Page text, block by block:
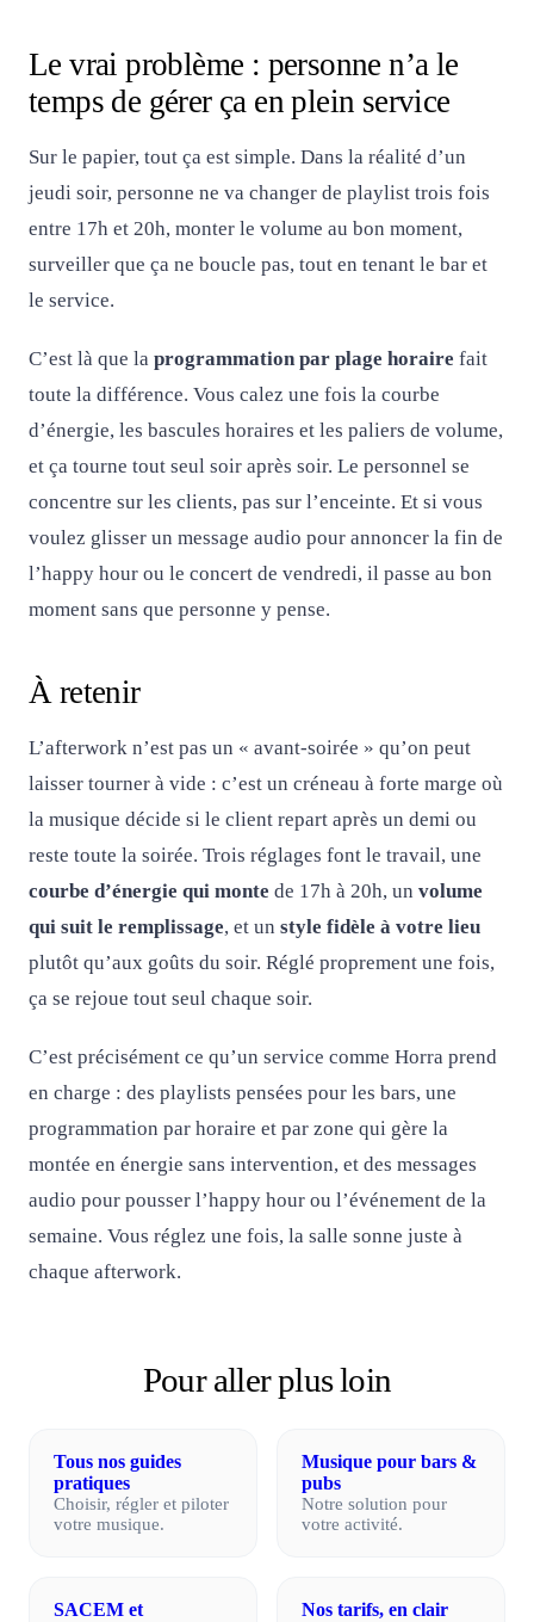
Le vrai problème : personne n’a le
temps de gérer ça en plein service
Sur le papier, tout ça est simple. Dans la réalité d’un
jeudi soir, personne ne va changer de playlist trois fois
entre 17h et 20h, monter le volume au bon moment,
surveiller que ça ne boucle pas, tout en tenant le bar et
le service.
C’est là que la programmation par plage horaire fait
toute la différence. Vous calez une fois la courbe
d’énergie, les bascules horaires et les paliers de volume,
et ça tourne tout seul soir après soir. Le personnel se
concentre sur les clients, pas sur l’enceinte. Et si vous
voulez glisser un message audio pour annoncer la fin de
l’happy hour ou le concert de vendredi, il passe au bon
moment sans que personne y pense.
À retenir
L’afterwork n’est pas un « avant-soirée » qu’on peut
laisser tourner à vide : c’est un créneau à forte marge où
la musique décide si le client repart après un demi ou
reste toute la soirée. Trois réglages font le travail, une
courbe d’énergie qui monte de 17h à 20h, un volume
qui suit le remplissage, et un style fidèle à votre lieu
plutôt qu’aux goûts du soir. Réglé proprement une fois,
ça se rejoue tout seul chaque soir.
C’est précisément ce qu’un service comme Horra prend
en charge : des playlists pensées pour les bars, une
programmation par horaire et par zone qui gère la
montée en énergie sans intervention, et des messages
audio pour pousser l’happy hour ou l’événement de la
semaine. Vous réglez une fois, la salle sonne juste à
chaque afterwork.
Pour aller plus loin
Tous nos guides
pratiques
Choisir, régler et piloter
votre musique.
Musique pour bars &
pubs
Notre solution pour
votre activité.
SACEM et
Nos tarifs, en clair